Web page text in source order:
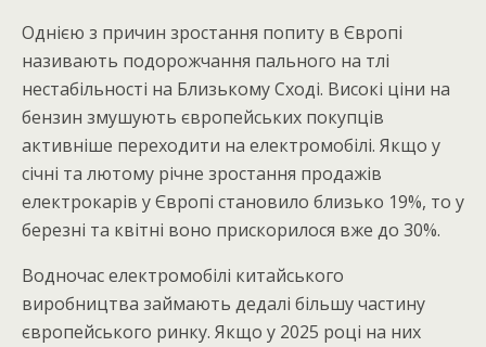
Однією з причин зростання попиту в Європі
називають подорожчання пального на тлі
нестабільності на Близькому Сході. Високі ціни на
бензин змушують європейських покупців
активніше переходити на електромобілі. Якщо у
січні та лютому річне зростання продажів
електрокарів у Європі становило близько 19%, то у
березні та квітні воно прискорилося вже до 30%.
Водночас електромобілі китайського
виробництва займають дедалі більшу частину
європейського ринку. Якщо у 2025 році на них